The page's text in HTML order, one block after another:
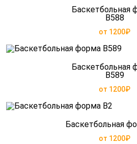
Баскетбольная
B588
от 1200₽
Баскетбольная
B589
от 1200₽
Баскетбольная
от 1200₽